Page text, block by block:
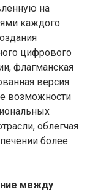
на
каждого
цифрового
флагманская
версия
возможности
облегчая
более
между